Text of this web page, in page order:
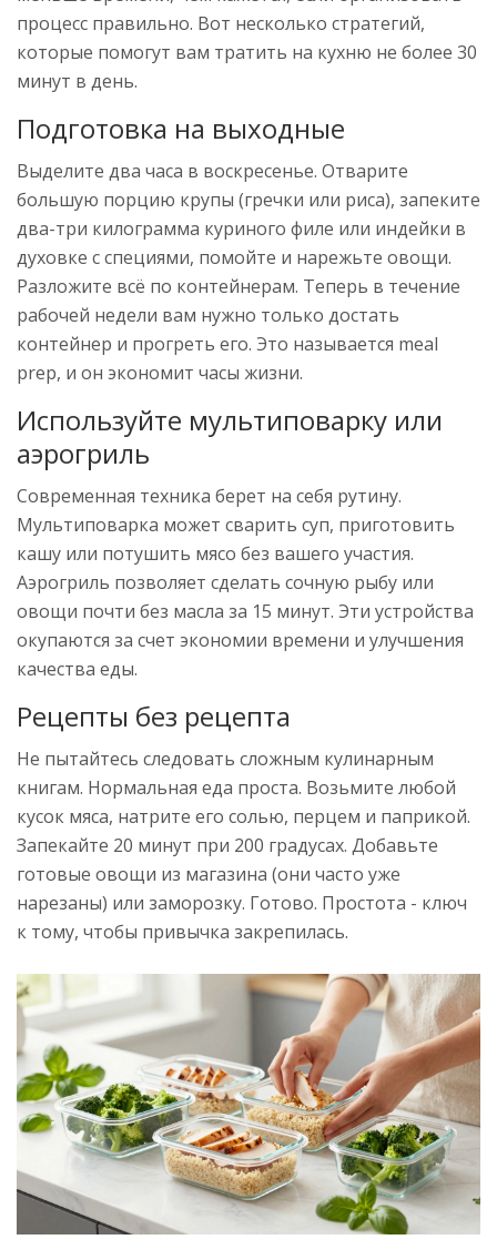
процесс правильно. Вот несколько стратегий,
которые помогут вам тратить на кухню не более 30
минут в день.
Подготовка на выходные
Выделите два часа в воскресенье. Отварите
большую порцию крупы (гречки или риса), запеките
два-три килограмма куриного филе или индейки в
духовке с специями, помойте и нарежьте овощи.
Разложите всё по контейнерам. Теперь в течение
рабочей недели вам нужно только достать
контейнер и прогреть его. Это называется meal
prep, и он экономит часы жизни.
Используйте мультиповарку или
аэрогриль
Современная техника берет на себя рутину.
Мультиповарка может сварить суп, приготовить
кашу или потушить мясо без вашего участия.
Аэрогриль позволяет сделать сочную рыбу или
овощи почти без масла за 15 минут. Эти устройства
окупаются за счет экономии времени и улучшения
качества еды.
Рецепты без рецепта
Не пытайтесь следовать сложным кулинарным
книгам. Нормальная еда проста. Возьмите любой
кусок мяса, натрите его солью, перцем и паприкой.
Запекайте 20 минут при 200 градусах. Добавьте
готовые овощи из магазина (они часто уже
нарезаны) или заморозку. Готово. Простота - ключ
к тому, чтобы привычка закрепилась.